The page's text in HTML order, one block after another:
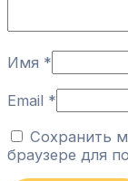
Имя *
Email *
Сохранить
браузере для